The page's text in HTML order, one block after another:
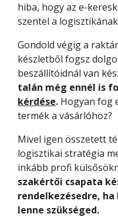
hiba, hogy az e-
szentel a
Gondold végig a
készletből fogsz
beszállítóidnál van
talán még ennél is
kérdése. Hogyan fog
termék a vásárlóhoz?
Mivel igen összetett
logisztikai stratégia
inkább profi
szakértői csapata
rendelkezésedre,
lenne szükséged.